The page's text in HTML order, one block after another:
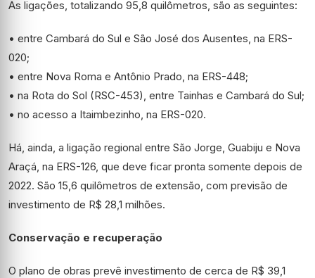
As ligações, totalizando 95,8 quilômetros, são as seguintes:
• entre Cambará do Sul e São José dos Ausentes, na ERS-
020;
• entre Nova Roma e Antônio Prado, na ERS-448;
• na Rota do Sol (RSC-453), entre Tainhas e Cambará do Sul;
• no acesso a Itaimbezinho, na ERS-020.
Há, ainda, a ligação regional entre São Jorge, Guabiju e Nova
Araçá, na ERS-126, que deve ficar pronta somente depois de
2022. São 15,6 quilômetros de extensão, com previsão de
investimento de R$ 28,1 milhões.
Conservação e recuperação
O plano de obras prevê investimento de cerca de R$ 39,1